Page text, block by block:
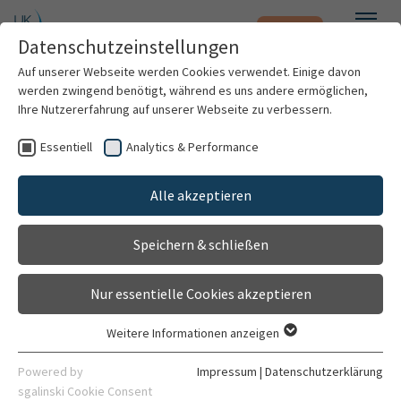
Zum Hauptinhalt springen Notfall
Patienten & Besucher
Kliniken & Institute
Forschung
Karriere
Iclal Arslan
pharm.-kaufm. Angestellte
Datenschutzeinstellungen
Auf unserer Webseite werden Cookies verwendet. Einige davon
werden zwingend benötigt, während es uns andere ermöglichen,
Ihre Nutzererfahrung auf unserer Webseite zu verbessern.
Essentiell Analytics & Performance
Alle akzeptieren
Speichern & schließen
Nur essentielle Cookies akzeptieren
Essentielle Cookies werden für grundlegende Funktionen der
Webseite benötigt. Dadurch ist gewährleistet, dass die
Weitere Informationen anzeigen
Powered by
sgalinski Cookie Consent
Impressum | Datenschutzerklärung